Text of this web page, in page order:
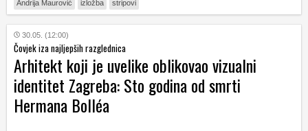
Andrija Maurović izložba stripovi
30.05. (12:00)
Čovjek iza najljepših razglednica
Arhitekt koji je uvelike oblikovao vizualni
identitet Zagreba: Sto godina od smrti
Hermana Bolléa